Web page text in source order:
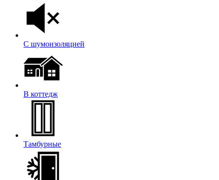
С шумоизоляцией
В коттедж
Тамбурные